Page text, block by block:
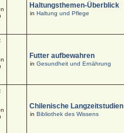
Haltungsthemen-Überblick
inHaltung und Pflege
Futter aufbewahren
inGesundheit und Ernährung
Chilenische Langzeitstudien
inBibliothek des Wissens